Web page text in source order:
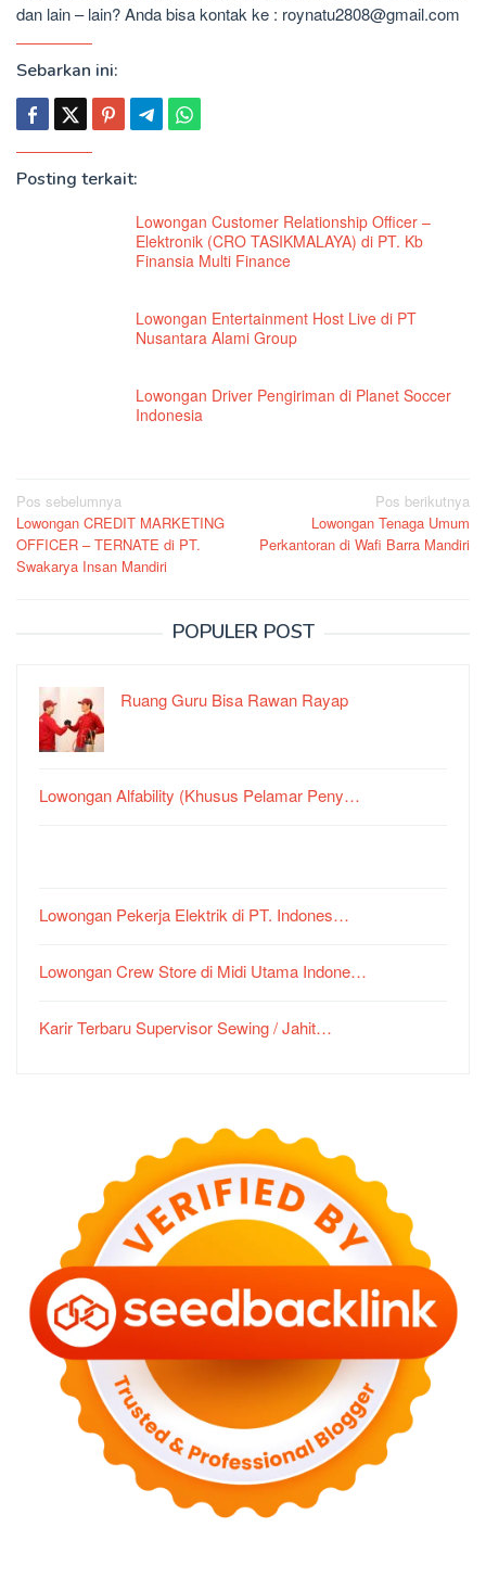
dan lain – lain? Anda bisa kontak ke : roynatu2808@gmail.com
Sebarkan ini:
Posting terkait:
Lowongan Customer Relationship Officer –
Elektronik (CRO TASIKMALAYA) di PT. Kb
Finansia Multi Finance
Lowongan Entertainment Host Live di PT
Nusantara Alami Group
Lowongan Driver Pengiriman di Planet Soccer
Indonesia
Navigasi
pos
Pos sebelumnya
Lowongan CREDIT MARKETING
OFFICER – TERNATE di PT.
Swakarya Insan Mandiri
Pos berikutnya
Lowongan Tenaga Umum
Perkantoran di Wafi Barra Mandiri
POPULER POST
Ruang Guru Bisa Rawan Rayap
Lowongan Alfability (Khusus Pelamar Peny…
Lowongan Pekerja Elektrik di PT. Indones…
Lowongan Crew Store di Midi Utama Indone…
Karir Terbaru Supervisor Sewing / Jahit…